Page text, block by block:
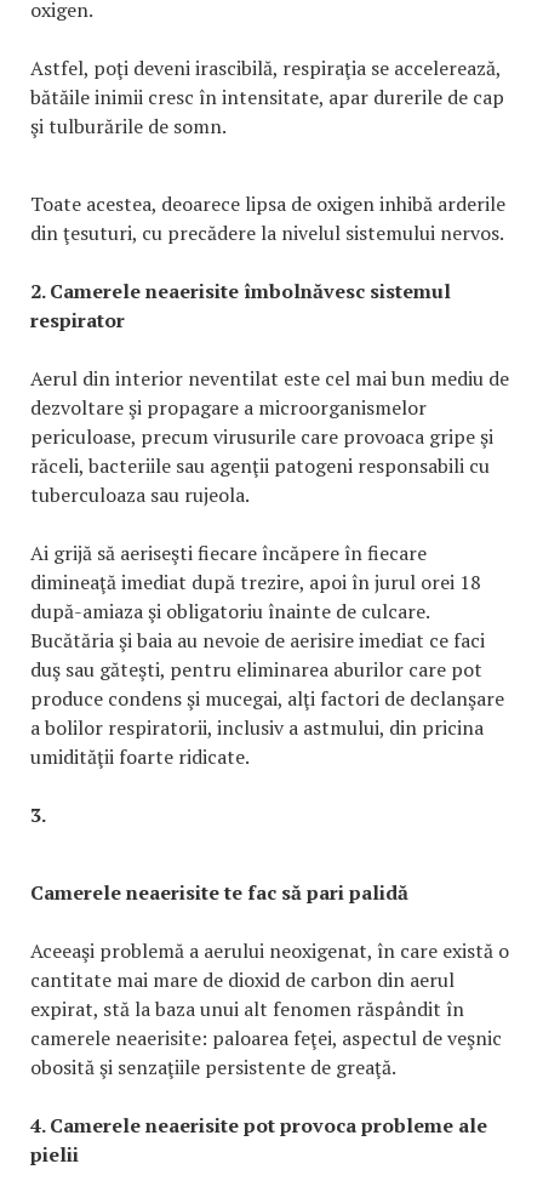
oxigen.
Astfel, poţi deveni irascibilă, respiraţia se accelerează,
bătăile inimii cresc în intensitate, apar durerile de cap
şi tulburările de somn.
Toate acestea, deoarece lipsa de oxigen inhibă arderile
din ţesuturi, cu precădere la nivelul sistemului nervos.
2. Camerele neaerisite îmbolnăvesc sistemul
respirator
Aerul din interior neventilat este cel mai bun mediu de
dezvoltare şi propagare a microorganismelor
periculoase, precum virusurile care provoaca gripe şi
răceli, bacteriile sau agenţii patogeni responsabili cu
tuberculoaza sau rujeola.
Ai grijă să aeriseşti fiecare încăpere în fiecare
dimineaţă imediat după trezire, apoi în jurul orei 18
după-amiaza şi obligatoriu înainte de culcare.
Bucătăria şi baia au nevoie de aerisire imediat ce faci
duş sau găteşti, pentru eliminarea aburilor care pot
produce condens şi mucegai, alţi factori de declanşare
a bolilor respiratorii, inclusiv a astmului, din pricina
umidităţii foarte ridicate.
3.
Camerele neaerisite te fac să pari palidă
Aceeaşi problemă a aerului neoxigenat, în care există o
cantitate mai mare de dioxid de carbon din aerul
expirat, stă la baza unui alt fenomen răspândit în
camerele neaerisite: paloarea feţei, aspectul de veşnic
obosită şi senzaţiile persistente de greaţă.
4. Camerele neaerisite pot provoca probleme ale
pielii